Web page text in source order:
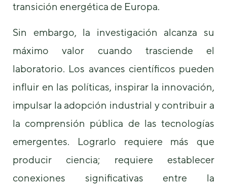
transición energética de Europa.
Sin embargo, la investigación alcanza su
máximo valor cuando trasciende el
laboratorio. Los avances científicos pueden
influir en las políticas, inspirar la innovación,
impulsar la adopción industrial y contribuir a
la comprensión pública de las tecnologías
emergentes. Lograrlo requiere más que
producir ciencia; requiere establecer
conexiones significativas entre la
Para que
mejorar la
y estructura
de la web, en
base a cómo
se usa la
Experiencia
Para que
funcione lo